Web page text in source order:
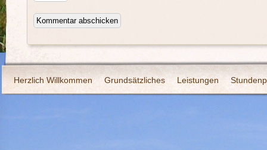
Herzlich Willkommen Grundsätzliches Leistungen